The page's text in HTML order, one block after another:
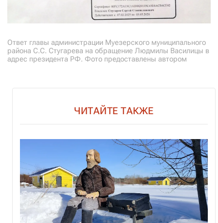
Ответ главы администрации Муезерского муниципального
района С.С. Стугарева на обращение Людмилы Василицы в
адрес президента РФ. Фото предоставлены автором
ЧИТАЙТЕ ТАКЖЕ